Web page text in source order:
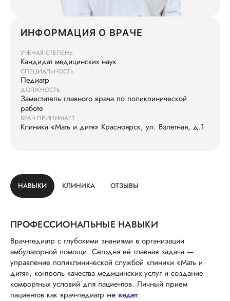
ИНФОРМАЦИЯ О ВРАЧЕ
УЧЕНАЯ СТЕПЕНЬ
Кандидат медицинских наук
СПЕЦИАЛЬНОСТЬ
Педиатр
ДОЛЖНОСТЬ
Заместитель главного врача по поликлинической
работе
ВРАЧ ПРИНИМАЕТ
Клиника «Мать и дитя» Красноярск, ул. Взлетная, д.1
НАВЫКИ КЛИНИКА ОТЗЫВЫ
ПРОФЕССИОНАЛЬНЫЕ НАВЫКИ
Врач-педиатр с глубокими знаниями в организации
амбулаторной помощи. Сегодня её главная задача —
управление поликлинической службой клиники «Мать и
дитя», контроль качества медицинских услуг и создание
комфортных условий для пациентов. Личный прием
пациентов как врач-педиатр не ведет.